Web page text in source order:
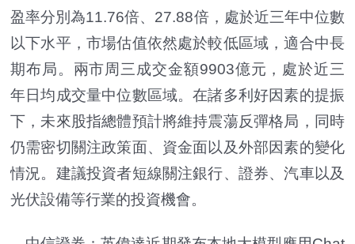
盈率分別為11.76倍、27.88倍，處於近三年中位數
以下水平，市場估值依然處於較低區域，適合中長
期布局。兩市周三成交金額9903億元，處於近三
年日均成交量中位數區域。在諸多利好因素的提振
下，未來股指總體預計將維持震蕩反彈格局，同時
仍需密切關注政策面、資金面以及外部因素的變化
情況。建議投資者短線關注銀行、證券、汽車以及
光伏設備等行業的投資機會。